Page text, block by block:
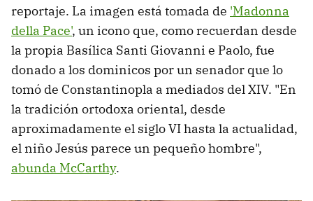
reportaje. La imagen está tomada de 'Madonna
della Pace', un icono que, como recuerdan desde
la propia Basílica Santi Giovanni e Paolo, fue
donado a los dominicos por un senador que lo
tomó de Constantinopla a mediados del XIV. "En
la tradición ortodoxa oriental, desde
aproximadamente el siglo VI hasta la actualidad,
el niño Jesús parece un pequeño hombre",
abunda McCarthy.